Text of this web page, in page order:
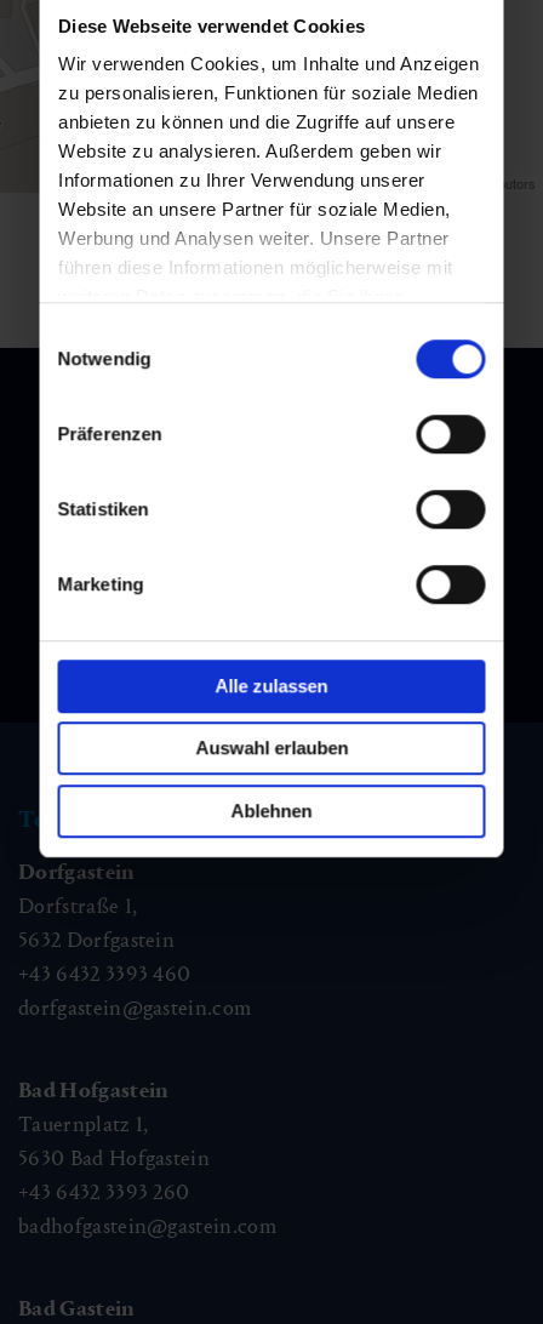
Diese Webseite verwendet Cookies
Wir verwenden Cookies, um Inhalte und Anzeigen
zu personalisieren, Funktionen für soziale Medien
anbieten zu können und die Zugriffe auf unsere
Website zu analysieren. Außerdem geben wir
Informationen zu Ihrer Verwendung unserer
Website an unsere Partner für soziale Medien,
Werbung und Analysen weiter. Unsere Partner
führen diese Informationen möglicherweise mit
Nutzung der Dienste gesammelt haben.
Notwendig
Präferenzen
Statistiken
Marketing
Alle zulassen
Auswahl erlauben
Ablehnen
Map data ©OpenStreetMap contributors
back to overview
Subscribe to our newsletter and stay up to date!
Tourist information
Dorfgastein
Dorfstraße 1,
5632 Dorfgastein
+43 6432 3393 460
dorfgastein@gastein.com
Bad Hofgastein
Tauernplatz 1,
5630 Bad Hofgastein
+43 6432 3393 260
badhofgastein@gastein.com
Bad Gastein